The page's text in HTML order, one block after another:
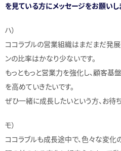
を見ている方にメッセージをお願いし
ハ）
ココラブルの営業組織はまだまだ発
ンの比率はかなり少ないです。
もっともっと営業力を強化し、顧客基
を高めていきたいです。
ぜひ一緒に成長したいという方、お待ち
モ）
ココラブルも成長途中で、色々な変化